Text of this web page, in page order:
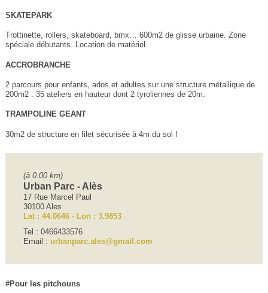
SKATEPARK
Trottinette, rollers, skateboard, bmx… 600m2 de glisse urbaine. Zone
spéciale débutants. Location de matériel.
ACCROBRANCHE
2 parcours pour enfants, ados et adultes sur une structure métallique de
200m2 : 35 ateliers en hauteur dont 2 tyroliennes de 20m.
TRAMPOLINE GEANT
30m2 de structure en filet sécurisée à 4m du sol !
(à 0.00 km)
Urban Parc - Alès
17 Rue Marcel Paul
30100 Ales
Lat : 44.0646 - Lon : 3.9853
Tel : 0466433576
Email : urbanparc.ales@gmail.com
Pour les pitchouns